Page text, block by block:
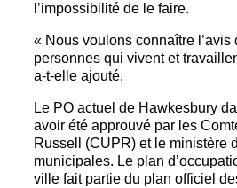
l’impossibilité de le faire.
« Nous voulons connaître l’avis
personnes qui vivent et
a-t-elle ajouté.
Le PO actuel de Hawkesbury
avoir été approuvé par les
Russell (CUPR) et le ministère
municipales. Le plan
ville fait partie du plan officiel